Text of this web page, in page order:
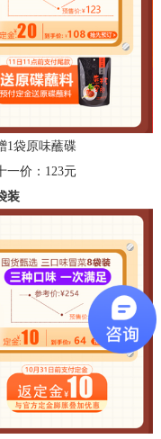
1袋原味蘸碟
一价：123元
装